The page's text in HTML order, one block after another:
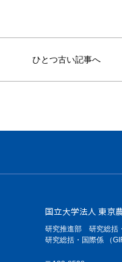
ひとつ古い記事へ
国立大学法人 東京
研究推進部 研究総括
研究総括・国際係 （